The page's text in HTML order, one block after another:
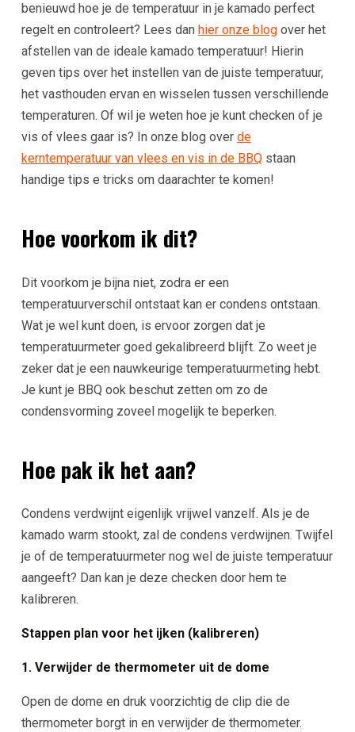
benieuwd hoe je de temperatuur in je kamado perfect
regelt en controleert? Lees dan hier onze blogover het
afstellen van de ideale kamado temperatuur! Hierin
geven tips over het instellen van de juiste temperatuur,
het vasthouden ervan en wisselen tussen verschillende
temperaturen. Of wil je weten hoe je kunt checken of je
vis of vlees gaar is? In onze blog over de
kerntemperatuur van vlees en vis in de BBQstaan
handige tips e tricks om daarachter te komen!
Hoe voorkom ik dit?
Dit voorkom je bijna niet, zodra er een
temperatuurverschil ontstaat kan er condens ontstaan.
Wat je wel kunt doen, is ervoor zorgen dat je
temperatuurmeter goed gekalibreerd blijft. Zo weet je
zeker dat je een nauwkeurige temperatuurmeting hebt.
Je kunt je BBQ ook beschut zetten om zo de
condensvorming zoveel mogelijk te beperken.
Hoe pak ik het aan?
Condens verdwijnt eigenlijk vrijwel vanzelf. Als je de
kamado warm stookt, zal de condens verdwijnen. Twijfel
je of de temperatuurmeter nog wel de juiste temperatuur
aangeeft? Dan kan je deze checken door hem te
kalibreren.
Stappen plan voor het ijken (kalibreren)
1. Verwijder de thermometer uit de dome
Open de dome en druk voorzichtig de clip die de
thermometer borgt in en verwijder de thermometer.